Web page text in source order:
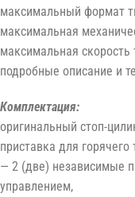
максимальный формат
максимальная
максимальная скорость
подробные описание и
Комплектация:
оригинальный стоп-
приставка для горячего
— 2 (две) независимые
управлением,